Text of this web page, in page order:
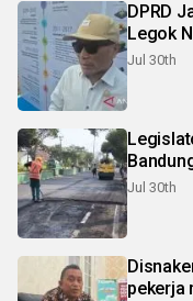
DPRD
Legok
Jul 30th
Legislator : Rekonstruksi
Jul 30th
pekerja